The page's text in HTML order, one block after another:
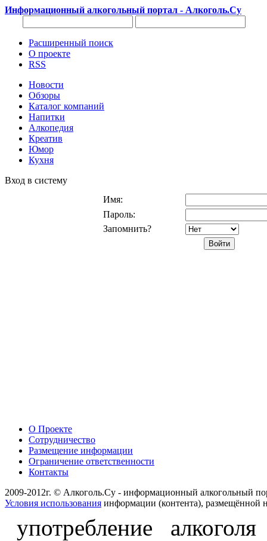
Информационный алкогольный портал - Алкоголь.Су
Расширенный поиск
О проекте
RSS
Новости
Обзоры
Каталог компаний
Напитки
Алкопедия
Креатив
Юмор
Кухня
Вход в систему
Имя:
Пароль:
Запомнить?
О Проекте
Сотрудничество
Размещение информации
Ограничение ответственности
Контакты
2009-2012г. © Алкоголь.Су - информационный алкогольный
Условия использования информации (контента), размещённой
употребление